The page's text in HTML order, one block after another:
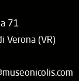
71
Verona (VR)